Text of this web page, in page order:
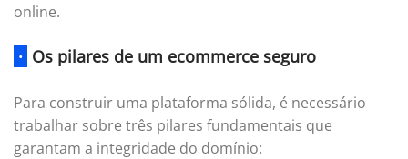
online.
· Os pilares de um ecommerce seguro
Para construir uma plataforma sólida, é necessário
trabalhar sobre três pilares fundamentais que
garantam a integridade do domínio: